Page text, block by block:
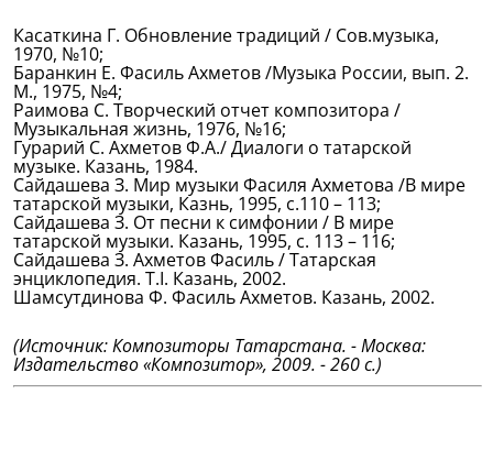
Касаткина Г. Обновление традиций / Сов.музыка,
1970, №10;
Баранкин Е. Фасиль Ахметов /Музыка России, вып. 2.
М., 1975, №4;
Раимова С. Творческий отчет композитора /
Музыкальная жизнь, 1976, №16;
Гурарий С. Ахметов Ф.А./ Диалоги о татарской
музыке. Казань, 1984.
Сайдашева З. Мир музыки Фасиля Ахметова /В мире
татарской музыки, Казнь, 1995, с.110 – 113;
Сайдашева З. От песни к симфонии / В мире
татарской музыки. Казань, 1995, с. 113 – 116;
Сайдашева З. Ахметов Фасиль / Татарская
энциклопедия. Т.I. Казань, 2002.
Шамсутдинова Ф. Фасиль Ахметов. Казань, 2002.
(Источник: Композиторы Татарстана. - Москва:
Издательство «Композитор», 2009. - 260 с.)